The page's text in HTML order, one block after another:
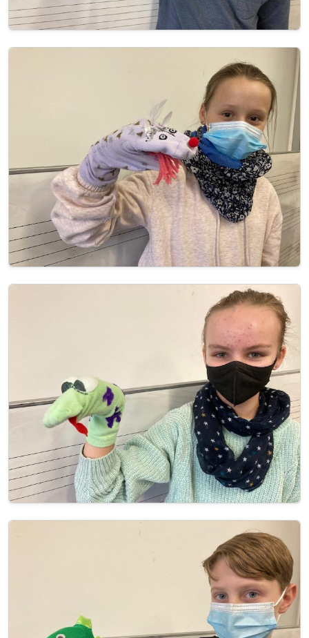
Image
Image
Image